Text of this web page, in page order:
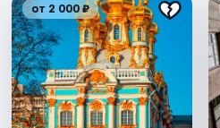
от 2 000 ₽